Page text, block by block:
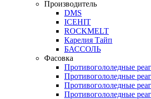
Производитель
DMS
ICEHIT
ROCKMELT
Карелия Тайп
БАССОЛЬ
Фасовка
Противогололедные
Противогололедные
Противогололедные
Противогололедные